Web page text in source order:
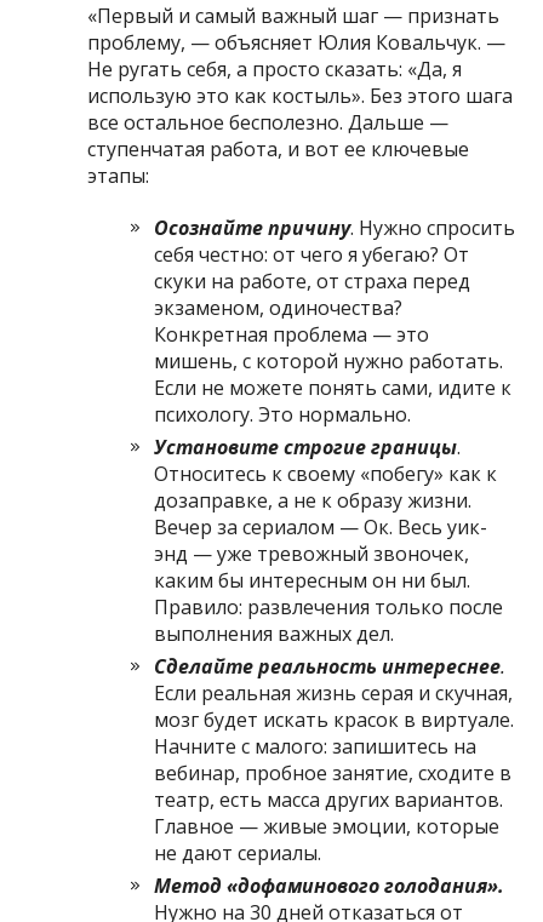
«Первый и самый важный шаг — признать
проблему, — объясняет Юлия Ковальчук. —
Не ругать себя, а просто сказать: «Да, я
использую это как костыль». Без этого шага
все остальное бесполезно. Дальше —
ступенчатая работа, и вот ее ключевые
этапы:
Осознайте причину. Нужно спросить
себя честно: от чего я убегаю? От
скуки на работе, от страха перед
экзаменом, одиночества?
Конкретная проблема — это
мишень, с которой нужно работать.
Если не можете понять сами, идите к
психологу. Это нормально.
Установите строгие границы.
Относитесь к своему «побегу» как к
дозаправке, а не к образу жизни.
Вечер за сериалом — Ок. Весь уик-
энд — уже тревожный звоночек,
каким бы интересным он ни был.
Правило: развлечения только после
выполнения важных дел.
Сделайте реальность интереснее.
Если реальная жизнь серая и скучная,
мозг будет искать красок в виртуале.
Начните с малого: запишитесь на
вебинар, пробное занятие, сходите в
театр, есть масса других вариантов.
Главное — живые эмоции, которые
не дают сериалы.
Метод «дофаминового голодания».
Нужно на 30 дней отказаться от